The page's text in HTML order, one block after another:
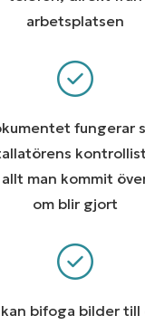
arbetsplatsen
fungerar
man kommit
om blir gjort
kan bifoga bilder